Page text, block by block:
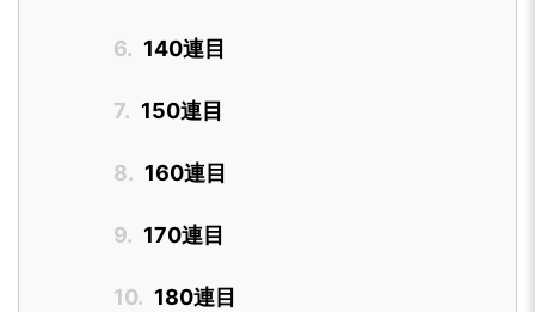
6. 140連目
7. 150連目
8. 160連目
9. 170連目
10. 180連目